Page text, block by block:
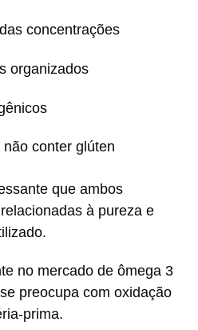
concentrações
organizados
conter glúten
que ambos
à pureza e
no mercado de ômega 3
preocupa com oxidação
prima.